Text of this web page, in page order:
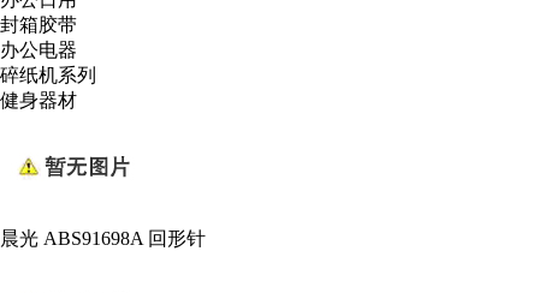
封箱胶带
办公电器
碎纸机系列
健身器材
晨光 ABS91698A 回形针